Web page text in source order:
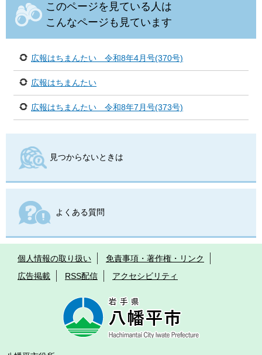
このページを見ている人は
こんなページも見ています
広報はちまんたい 令和8年4月号(370号)
広報はちまんたい
広報はちまんたい 令和8年7月号(373号)
見つからないときは
よくある質問
個人情報の取り扱い
免責事項・著作権・リンク
広告掲載
RSS配信 アクセシビリティ